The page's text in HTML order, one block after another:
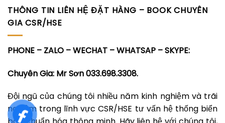
THÔNG TIN LIÊN HỆ ĐẶT HÀNG – BOOK CHUYÊN
GIA CSR/HSE
PHONE – ZALO – WECHAT – WHATSAP – SKYPE:
Chuyên Gia: Mr Sơn 033.698.3308.
Đội ngũ của chúng tôi nhiều năm kinh nghiệm và trãi
nghiệm trong lĩnh vực CSR/HSE tư vấn hệ thống biển